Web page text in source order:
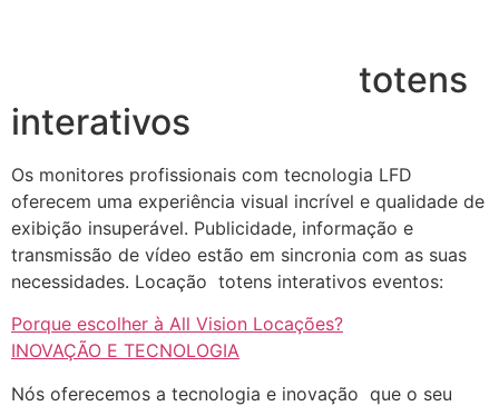
totens
interativos
Os monitores profissionais com tecnologia LFD
oferecem uma experiência visual incrível e qualidade de
exibição insuperável. Publicidade, informação e
transmissão de vídeo estão em sincronia com as suas
necessidades. Locação totens interativos eventos:
Porque escolher à All Vision Locações?
INOVAÇÃO E TECNOLOGIA
Nós oferecemos a tecnologia e inovação que o seu